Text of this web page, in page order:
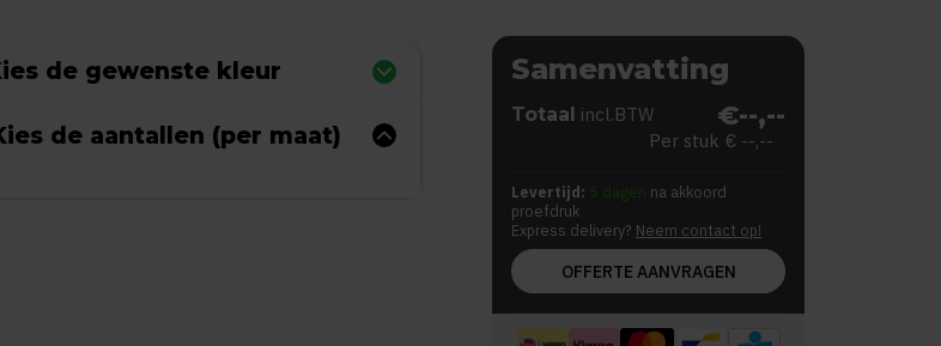
de gewenste kleur
de aantallen (per maat)
Samenvatting
Totaal incl.BTW €--,--
Per stuk € --,--
Levertijd: 5 dagen na akkoord
proefdruk
Express delivery? Neem contact op!
OFFERTE AANVRAGEN